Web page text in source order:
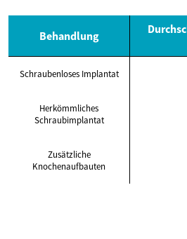
Behandlung
Schraubenloses Implantat
Herkömmliches
Schraubimplantat
Zusätzliche
Knochenaufbauten